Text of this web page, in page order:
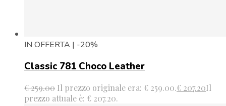
IN OFFERTA | -20%
Classic 781 Choco Leather
€259.00 Il prezzo originale era: € 259.00.€ 207.20Il
prezzo attuale è: € 207.20.